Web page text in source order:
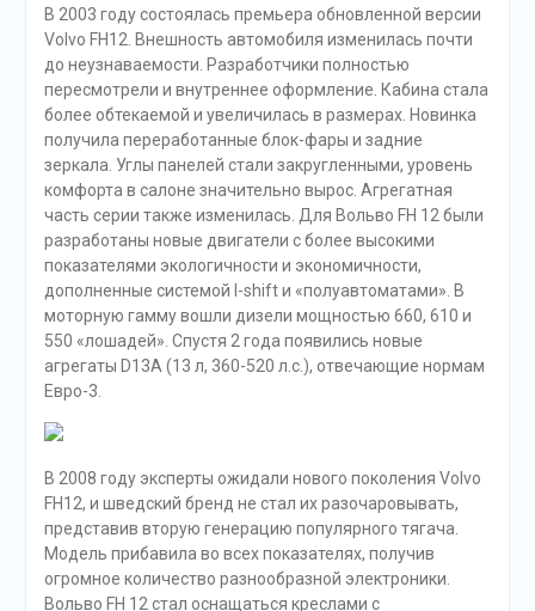
В 2003 году состоялась премьера обновленной версии
Volvo FH12. Внешность автомобиля изменилась почти
до неузнаваемости. Разработчики полностью
пересмотрели и внутреннее оформление. Кабина стала
более обтекаемой и увеличилась в размерах. Новинка
получила переработанные блок-фары и задние
зеркала. Углы панелей стали закругленными, уровень
комфорта в салоне значительно вырос. Агрегатная
часть серии также изменилась. Для Вольво FH 12 были
разработаны новые двигатели с более высокими
показателями экологичности и экономичности,
дополненные системой I-shift и «полуавтоматами». В
моторную гамму вошли дизели мощностью 660, 610 и
550 «лошадей». Спустя 2 года появились новые
агрегаты D13A (13 л, 360-520 л.с.), отвечающие нормам
Евро-3.
В 2008 году эксперты ожидали нового поколения Volvo
FH12, и шведский бренд не стал их разочаровывать,
представив вторую генерацию популярного тягача.
Модель прибавила во всех показателях, получив
огромное количество разнообразной электроники.
Вольво FH 12 стал оснащаться креслами с